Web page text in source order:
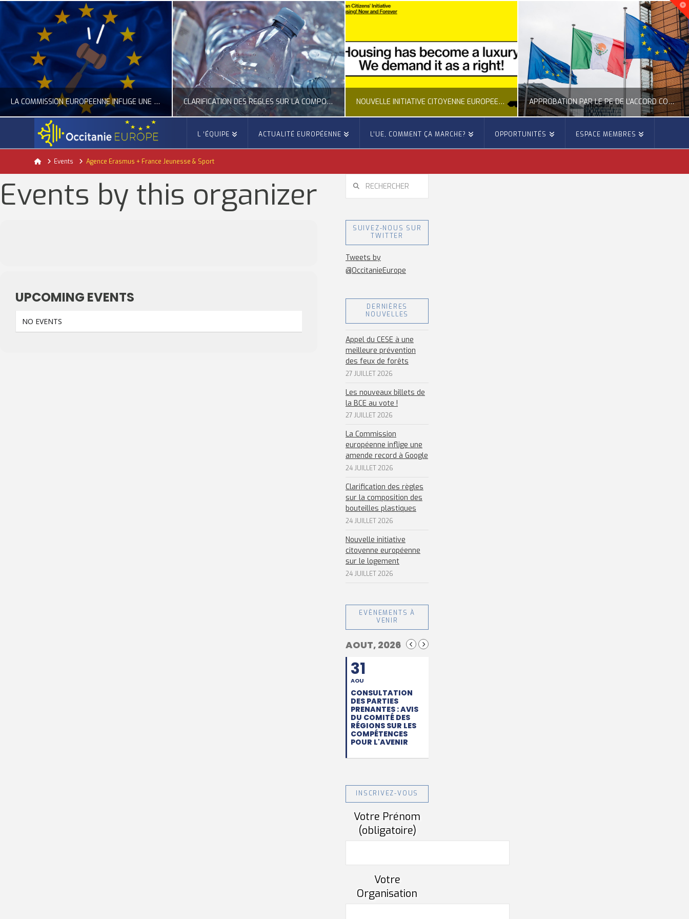
LA COMMISSION EUROPÉENNE INFLIGE UNE AMENDE RECORD À GOOGLE
ACTUALITÉ DE L'UNION EUROPÉENNE, ACTUALITÉ DE LA REPRÉSENTATION D’OCCITANIE EUROPE, NUMÉRIQUE- DIGITAL
JUILLET 24, 2026
CLARIFICATION DES RÈGLES SUR LA COMPOSITION DES BOUTEILLES PLASTIQUES
ACTUALITÉ DE L'UNION EUROPÉENNE, ACTUALITÉ DE LA REPRÉSENTATION D’OCCITANIE EUROPE, ECONOMIE CIRCULAIRE, ÉNERGIE - ENVIRONNEMENT - CLIMAT
JUILLET 24, 2026
NOUVELLE INITIATIVE CITOYENNE EUROPÉENNE SUR LE LOGEMENT
ACTUALITÉ DE L'UNION EUROPÉENNE, ACTUALITÉ DE LA REPRÉSENTATION D’OCCITANIE EUROPE, CITOYENNETÉ, LOGEMENT
JUILLET 24, 2026
APPROBATION PAR LE PE DE L’ACCORD COMMERCIAL ENTRE L’UE ET LE MEXIQUE
ACTION EXTÉRIEURE, ACTUALITÉ DE L'UNION EUROPÉENNE
L ‘ÉQUIPE ACTUALITÉ EUROPÉENNE L’UE, COMMENT ÇA MARCHE? OPPORTUNITÉS ESPACE MEMBRES
HomeEvents Agence Erasmus + France Jeunesse & Sport
Events by this organizer
UPCOMING EVENTS
NO EVENTS
SUIVEZ-NOUS SUR
TWITTER
Tweets by
@OccitanieEurope
DERNIÈRES
NOUVELLES
Appel du CESE à une
meilleure prévention
des feux de forêts
27 JUILLET 2026
Les nouveaux billets de
la BCE au vote !
27 JUILLET 2026
La Commission
européenne inflige une
amende record à Google
24 JUILLET 2026
Clarification des règles
sur la composition des
bouteilles plastiques
24 JUILLET 2026
Nouvelle initiative
citoyenne européenne
sur le logement
24 JUILLET 2026
EVÈNEMENTS À
VENIR
AOUT, 2026
31
AOU
CONSULTATION
DES PARTIES
PRENANTES : AVIS
DU COMITÉ DES
RÉGIONS SUR LES
COMPÉTENCES
POUR L'AVENIR
INSCRIVEZ-VOUS
Votre Prénom
(obligatoire)
Votre
Organisation